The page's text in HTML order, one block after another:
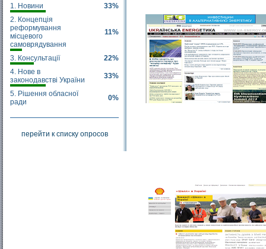
1. Новини
33%
2. Концепція
реформування
місцевого
самоврядування
11%
3. Консультації
22%
4. Нове в
законодавстві України
33%
5. Рішення обласної
ради
0%
перейти к списку опросов